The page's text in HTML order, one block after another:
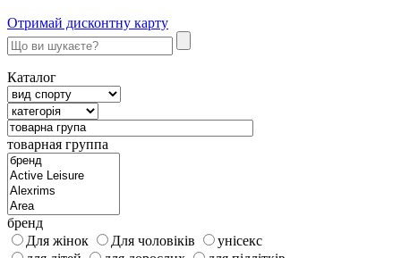
Отримай дисконтну карту
Каталог
товарная группа
бренд
Для жінок
Для чоловіків
унісекс